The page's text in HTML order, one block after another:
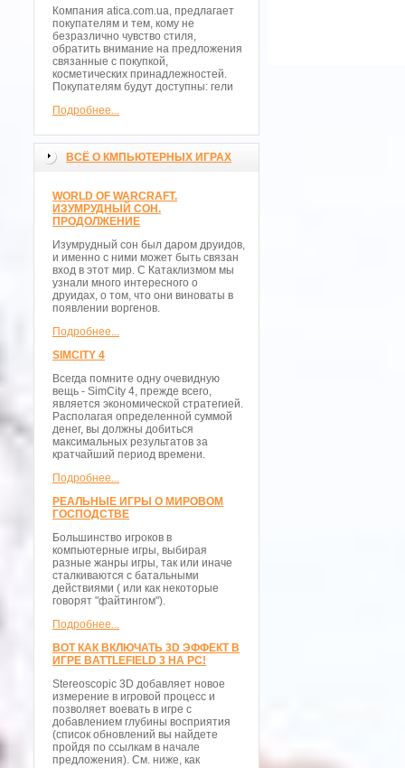
Компания atica.com.ua, предлагает
покупателям и тем, кому не
безразлично чувство стиля,
обратить внимание на предложения
связанные с покупкой,
косметических принадлежностей.
Покупателям будут доступны: гели
Подробнее...
ВСЁ О КМПЬЮТЕРНЫХ ИГРАХ
WORLD OF WARCRAFT.
ИЗУМРУДНЫЙ СОН.
ПРОДОЛЖЕНИЕ
Изумрудный сон был даром друидов,
и именно с ними может быть связан
вход в этот мир. С Катаклизмом мы
узнали много интересного о
друидах, о том, что они виноваты в
появлении воргенов.
Подробнее...
SIMCITY 4
Всегда помните одну очевидную
вещь - SimCity 4, прежде всего,
является экономической стратегией.
Располагая определенной суммой
денег, вы должны добиться
максимальных результатов за
кратчайший период времени.
Подробнее...
РЕАЛЬНЫЕ ИГРЫ О МИРОВОМ
ГОСПОДСТВЕ
Большинство игроков в
компьютерные игры, выбирая
разные жанры игры, так или иначе
сталкиваются с батальными
действиями ( или как некоторые
говорят "файтингом").
Подробнее...
ВОТ КАК ВКЛЮЧАТЬ 3D ЭФФЕКТ В
ИГРЕ BATTLEFIELD 3 НА PC!
Stereoscopic 3D добавляет новое
измерение в игровой процесс и
позволяет воевать в игре с
добавлением глубины восприятия
(список обновлений вы найдете
пройдя по ссылкам в начале
предложения). См. ниже, как